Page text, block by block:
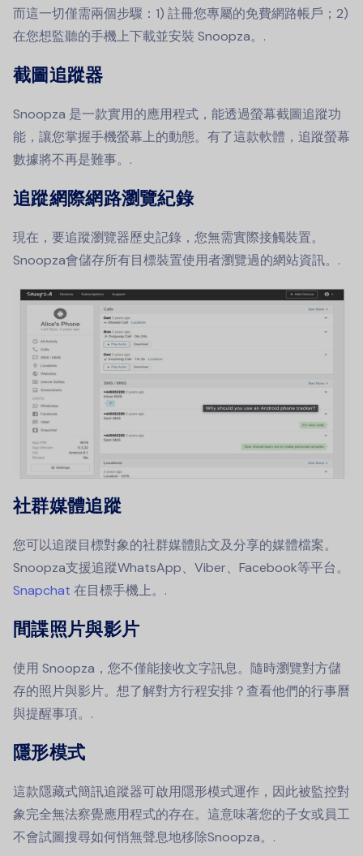
而這一切僅需兩個步驟：1) 註冊您專屬的免費網路帳戶；2)
在您想監聽的手機上下載並安裝 Snoopza。.
截圖追蹤器
Snoopza 是一款實用的應用程式，能透過螢幕截圖追蹤功
能，讓您掌握手機螢幕上的動態。有了這款軟體，追蹤螢幕
數據將不再是難事。.
追蹤網際網路瀏覽紀錄
現在，要追蹤瀏覽器歷史記錄，您無需實際接觸裝置。
Snoopza會儲存所有目標裝置使用者瀏覽過的網站資訊。.
社群媒體追蹤
您可以追蹤目標對象的社群媒體貼文及分享的媒體檔案。
Snoopza支援追蹤WhatsApp、Viber、Facebook等平台。
Snapchat 在目標手機上。.
間諜照片與影片
使用 Snoopza，您不僅能接收文字訊息。隨時瀏覽對方儲
存的照片與影片。想了解對方行程安排？查看他們的行事曆
與提醒事項。.
隱形模式
這款隱藏式簡訊追蹤器可啟用隱形模式運作，因此被監控對
象完全無法察覺應用程式的存在。這意味著您的子女或員工
不會試圖搜尋如何悄無聲息地移除Snoopza。.